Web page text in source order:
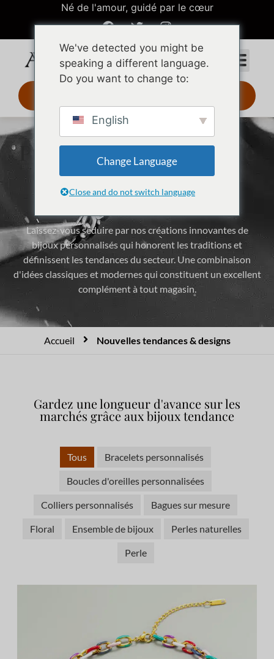
Né de l'amour, guidé par le cœur
Publication mensuelle de
dessins et modèles à la
mode
Laissez-vous séduire par nos créations innovantes de
bijoux personnalisés qui honorent les traditions et
définissent les tendances du secteur. Une combinaison
d'idées classiques et modernes qui constituent un excellent
complément à tout magasin.
Accueil Nouvelles tendances & designs
Gardez une longueur d'avance sur les
marchés grâce aux bijoux tendance
Tous Bracelets personnalisés
Boucles d'oreilles personnalisées
Colliers personnalisés Bagues sur mesure
Floral Ensemble de bijoux Perles naturelles
Perle
We've detected you might be
speaking a different language.
Do you want to change to:
English
Change Language
Close and do not switch language